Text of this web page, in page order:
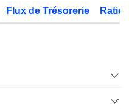
Flux de Trésorerie